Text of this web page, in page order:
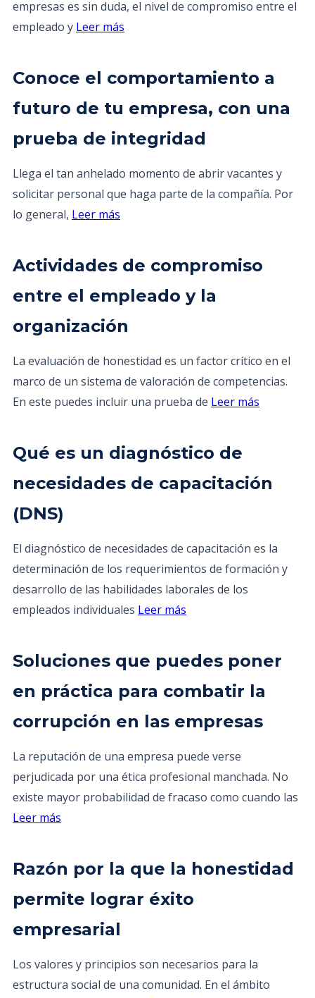
empresas es sin duda, el nivel de compromiso entre el
empleado y Leer más
Conoce el comportamiento a
futuro de tu empresa, con una
prueba de integridad
Llega el tan anhelado momento de abrir vacantes y
solicitar personal que haga parte de la compañía. Por
lo general, Leer más
Actividades de compromiso
entre el empleado y la
organización
La evaluación de honestidad es un factor crítico en el
marco de un sistema de valoración de competencias.
En este puedes incluir una prueba de Leer más
Qué es un diagnóstico de
necesidades de capacitación
(DNS)
El diagnóstico de necesidades de capacitación es la
determinación de los requerimientos de formación y
desarrollo de las habilidades laborales de los
empleados individuales Leer más
Soluciones que puedes poner
en práctica para combatir la
corrupción en las empresas
La reputación de una empresa puede verse
perjudicada por una ética profesional manchada. No
existe mayor probabilidad de fracaso como cuando las
Leer más
Razón por la que la honestidad
permite lograr éxito
empresarial
Los valores y principios son necesarios para la
estructura social de una comunidad. En el ámbito